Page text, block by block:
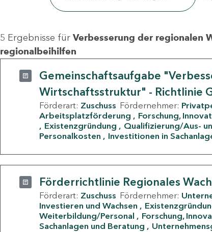
5 Ergebnisse für Verbesserung der regionalen
regionalbeihilfen
Gemeinschaftsaufgabe
Wirtschaftsstruktur" - Richtlinie
Förderart: Zuschuss Fördernehmer:
Arbeitsplatzförderung
Forschung,
Existenzgründung
Qualifizierung/Aus-
Personalkosten
Investitionen in
Förderrichtlinie Regionales
Förderart: Zuschuss Fördernehmer:
Investieren und Wachsen
Weiterbildung/Personal
Forschung,
Sachanlagen und Beratung